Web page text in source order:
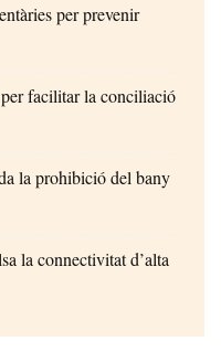
per prevenir
per facilitar la conciliació
la prohibició del bany
la connectivitat d’alta